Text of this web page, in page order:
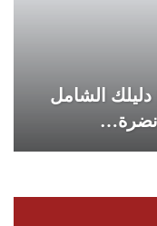
الشامل